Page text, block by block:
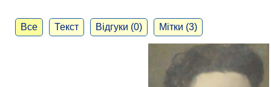
Все Текст Відгуки (0) Мітки (3)